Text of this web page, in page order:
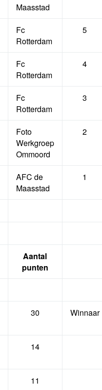
Maasstad
Fc
Rotterdam
5
Fc
Rotterdam
4
Fc
Rotterdam
3
Foto
Werkgroep
Ommoord
2
AFC de
Maasstad
1
Aantal
punten
30 Winnaar
14
11